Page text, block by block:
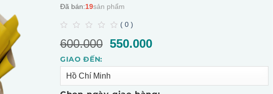
Đã bán:19sản phẩm
out
5
( 0 )
600.000 Giá
là:
600.000.
550.000
tại
GIAO ĐẾN:
Alternative: